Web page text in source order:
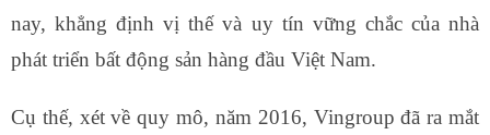
nay, khẳng định vị thế và uy tín vững chắc của nhà
phát triển bất động sản hàng đầu Việt Nam.
Cụ thế, xét về quy mô, năm 2016, Vingroup đã ra mắt